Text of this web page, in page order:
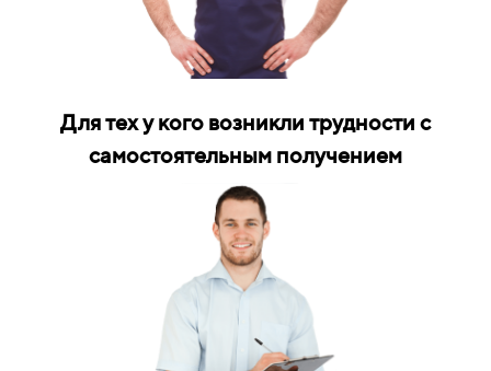
Для тех у кого возникли трудности с
самостоятельным получением